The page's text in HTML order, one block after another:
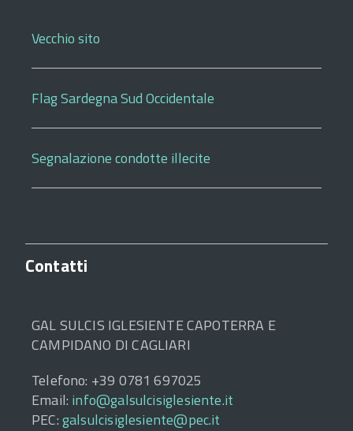
Vecchio sito
Flag Sardegna Sud Occidentale
Segnalazione condotte illecite
Contatti
GAL SULCIS IGLESIENTE CAPOTERRA E
CAMPIDANO DI CAGLIARI
Telefono: +39 0781 697025
Email: info@galsulcisiglesiente.it
PEC:galsulcisiglesiente@pec.it